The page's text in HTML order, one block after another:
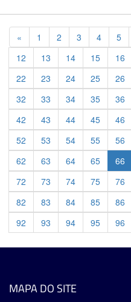
« Previous
1 2 3 4 5
12
13 14 15 16
22
23 24 25 26
32
33 34 35 36
42
43 44 45 46
52
53 54 55 56
62
63 64 65 66
72
73 74 75 76
82
83 84 85 86
92
93 94 95 96
MAPA DO SITE